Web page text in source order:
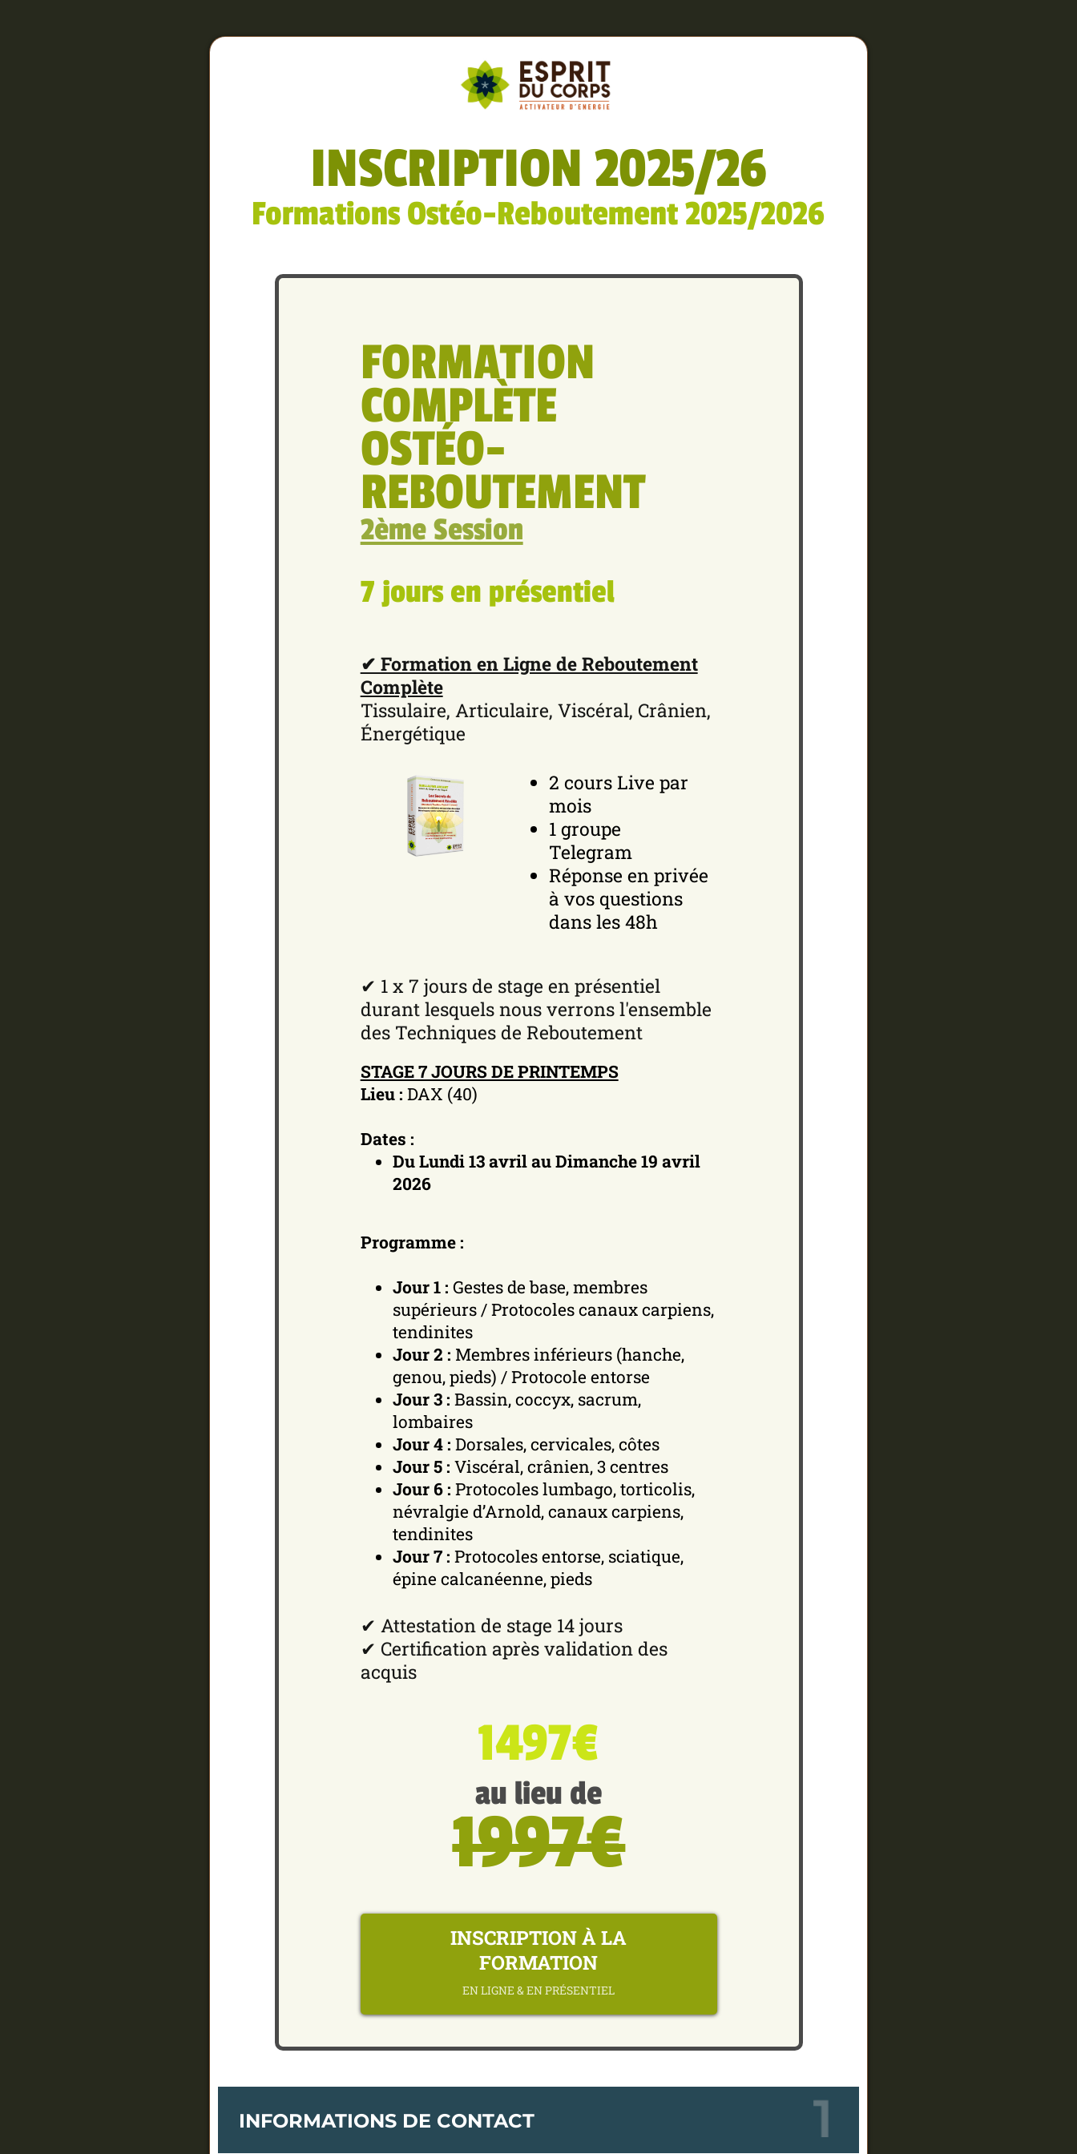
INSCRIPTION 2025/26
Formations Ostéo-Reboutement 2025/2026
FORMATION
COMPLÈTE
OSTÉO-
REBOUTEMENT
2ème Session
7 jours en présentiel
✔︎ Formation en Ligne de Reboutement
Complète
Tissulaire, Articulaire, Viscéral, Crânien,
Énergétique
2 cours Live par
mois
1 groupe
Telegram
Réponse en privée
à vos questions
dans les 48h
✔ 1 x 7 jours de stage en présentiel
durant lesquels nous verrons l'ensemble
des Techniques de Reboutement
STAGE 7 JOURS DE PRINTEMPS
Lieu : DAX (40)
Dates :
Du Lundi 13 avril au Dimanche 19 avril
2026
Programme :
Jour 1 : Gestes de base, membres
supérieurs / Protocoles canaux carpiens,
tendinites
Jour 2 : Membres inférieurs (hanche,
genou, pieds) / Protocole entorse
Jour 3 : Bassin, coccyx, sacrum,
lombaires
Jour 4 : Dorsales, cervicales, côtes
Jour 5 : Viscéral, crânien, 3 centres
Jour 6 : Protocoles lumbago, torticolis,
névralgie d’Arnold, canaux carpiens,
tendinites
Jour 7 : Protocoles entorse, sciatique,
épine calcanéenne, pieds
✔ Attestation de stage 14 jours
✔ Certification après validation des
acquis
1497€
au lieu de
1997€
INSCRIPTION À LA
FORMATION
EN LIGNE & EN PRÉSENTIEL
INFORMATIONS DE CONTACT